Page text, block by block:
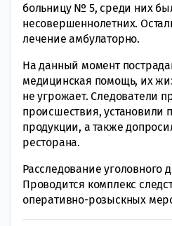
больницу № 5, среди них
несовершеннолетних.
лечение амбулаторно.
На данный момент
медицинская помощь, их
не угрожает. Следователи
происшествия, установили
продукции, а также
ресторана.
Расследование уголовного
Проводится комплекс
оперативно-розыскных